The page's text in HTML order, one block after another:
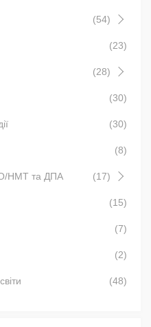
(54)
(23)
(28)
(30)
(30)
(8)
НМТ та ДПА (17)
(15)
(7)
(2)
(48)